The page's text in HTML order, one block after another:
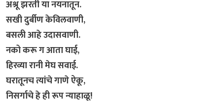
अश्रू झरती या नयनातून.
सखी दुर्बीण केविलवाणी,
बसली आहे उदासवाणी.
​नको करू ग आता घाई,
हिरव्या रानी मेघ सवाई.
घरातूनच त्यांचे गाणे ऐकू,
निसर्गाचे हे ही रूप न्याहाळू!